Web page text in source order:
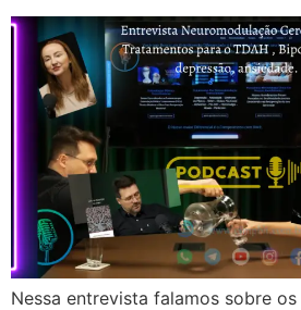
Nessa entrevista falamos sobre